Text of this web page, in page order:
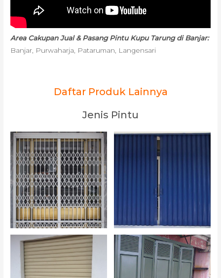
Area Cakupan Jual & Pasang Pintu Kupu Tarung di Banjar:
Banjar, Purwaharja, Pataruman, Langensari
Daftar Produk Lainnya
Jenis Pintu